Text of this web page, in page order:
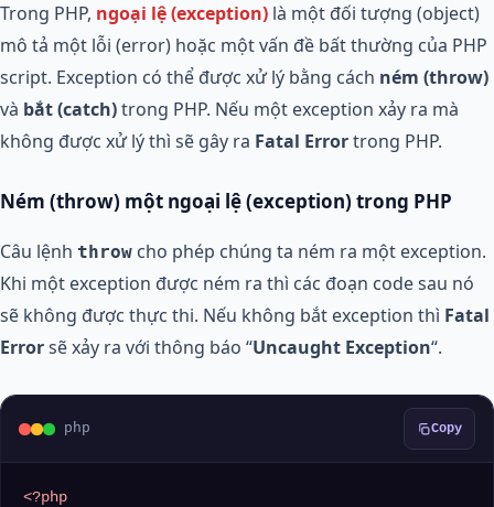
Trong PHP, ngoại lệ (exception) là một đối tượng (object)
mô tả một lỗi (error) hoặc một vấn đề bất thường của PHP
script. Exception có thể được xử lý bằng cách ném (throw)
và bắt (catch)trong PHP. Nếu một exception xảy ra mà
không được xử lý thì sẽ gây ra Fatal Errortrong PHP.
Ném (throw) một ngoại lệ (exception) trong PHP
Câu lệnh throw cho phép chúng ta ném ra một exception.
Khi một exception được ném ra thì các đoạn code sau nó
sẽ không được thực thi. Nếu không bắt exception thì Fatal
Errorsẽ xảy ra với thông báo “Uncaught Exception“.
php Copy
<?php